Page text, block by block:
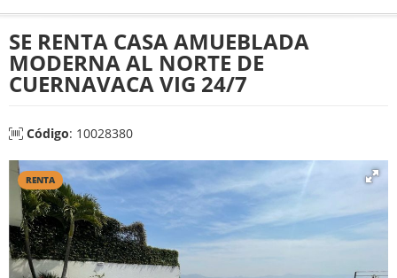
SE RENTA CASA AMUEBLADA
MODERNA AL NORTE DE
CUERNAVACA VIG 24/7
Código: 10028380
RENTA